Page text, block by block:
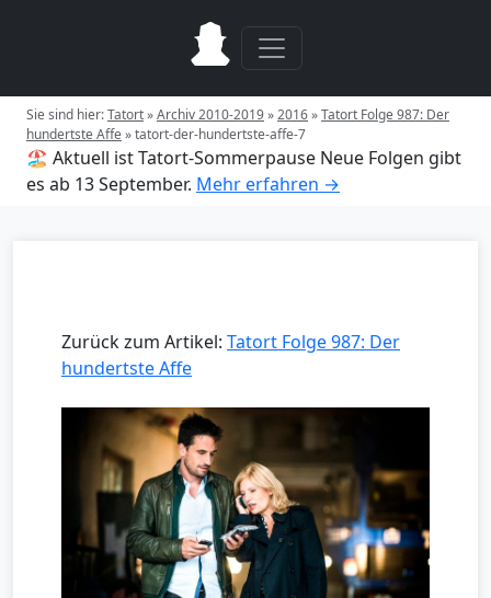
Sie sind hier:Tatort»Archiv 2010-2019»2016»Tatort Folge 987: Der
hundertste Affe»tatort-der-hundertste-affe-7
🏖️ Aktuell ist Tatort-Sommerpause Neue Folgen gibt
es ab 13 September. Mehr erfahren →
Zurück zum Artikel: Tatort Folge 987: Der
hundertste Affe